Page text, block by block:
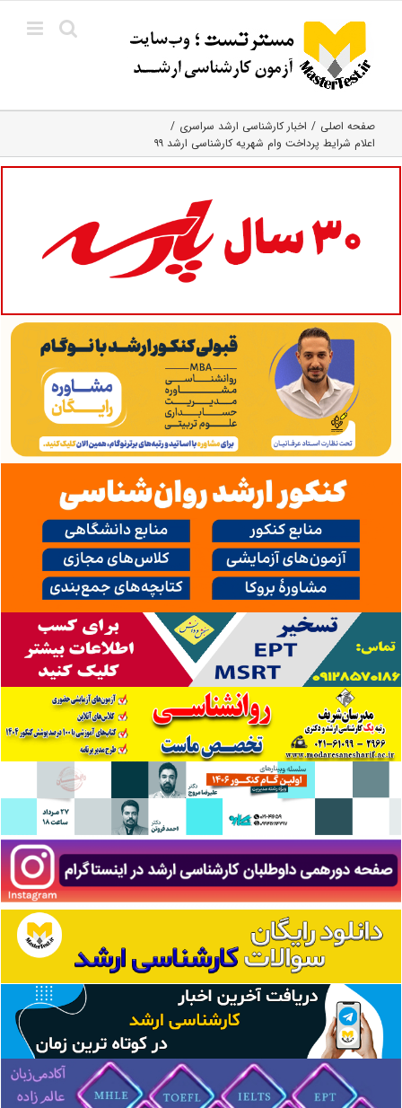
content
صفحه اصلی
اخبار کارشناسی ارشد سراسری
اعلام شرایط پرداخت وام شهریه کارشناسی ارشد ۹۹